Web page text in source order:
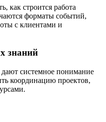
как строится работа
форматы событий,
с клиентами и
знаний
системное понимание
координацию проектов,